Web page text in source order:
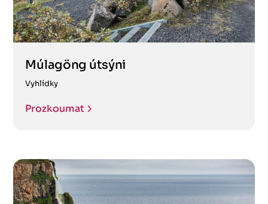
Múlagöng útsýni
Vyhlídky
Prozkoumat